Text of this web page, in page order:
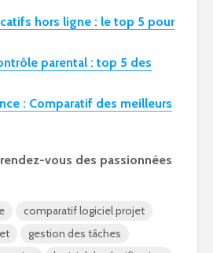
hors ligne : le top 5 pour
parental : top 5 des
: Comparatif des meilleurs
vous des passionnées
comparatif logiciel projet
gestion des tâches